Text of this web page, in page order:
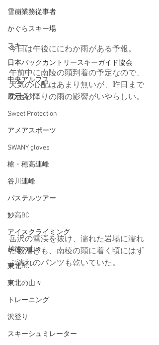
雪崩業務従事者
かぐらスキー場
スキー
日本バックカントリースキーガイド協会
中央アルプス
展示会
Sweet Protection
アメアスポーツ
SWANY gloves
槍・穂高連峰
谷川連峰
パステルツアー
妙高BC
アイスクライミング
越後の山々
東北BC
東北の山々
トレーニング
沢登り
スキーシュミレーター
今日は午後ににわか雨がある予報。
午前中に南陵の頭到着の予定なので、
天気の心配はあまり無いが、昨日まで
の土砂降りの雨の影響がいやらしい。
岳沢の雪渓を抜け、濡れた岩場に濡れ
た藪漕ぎも、南稜の頭に着く頃にはず
ぶ濡れのパンツも乾いていた。